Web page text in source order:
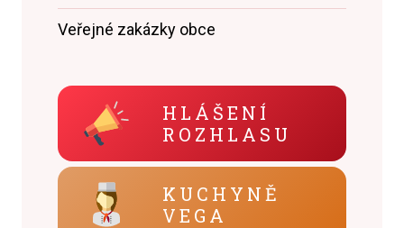
Veřejné zakázky obce
HLÁŠENÍ
ROZHLASU
KUCHYNĚ
VEGA